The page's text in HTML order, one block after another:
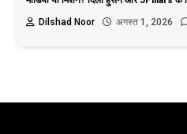
Dilshad Noor
अगस्त 1, 2026